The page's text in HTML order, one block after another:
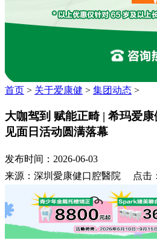
首页 > 关于爱康健 > 集团动态 >
大咖驾到 赋能正畸 | 希玛爱
见面日活动圆满落幕
发布时间：2026-06-03
来源：深圳愛康健口腔醫院 点击